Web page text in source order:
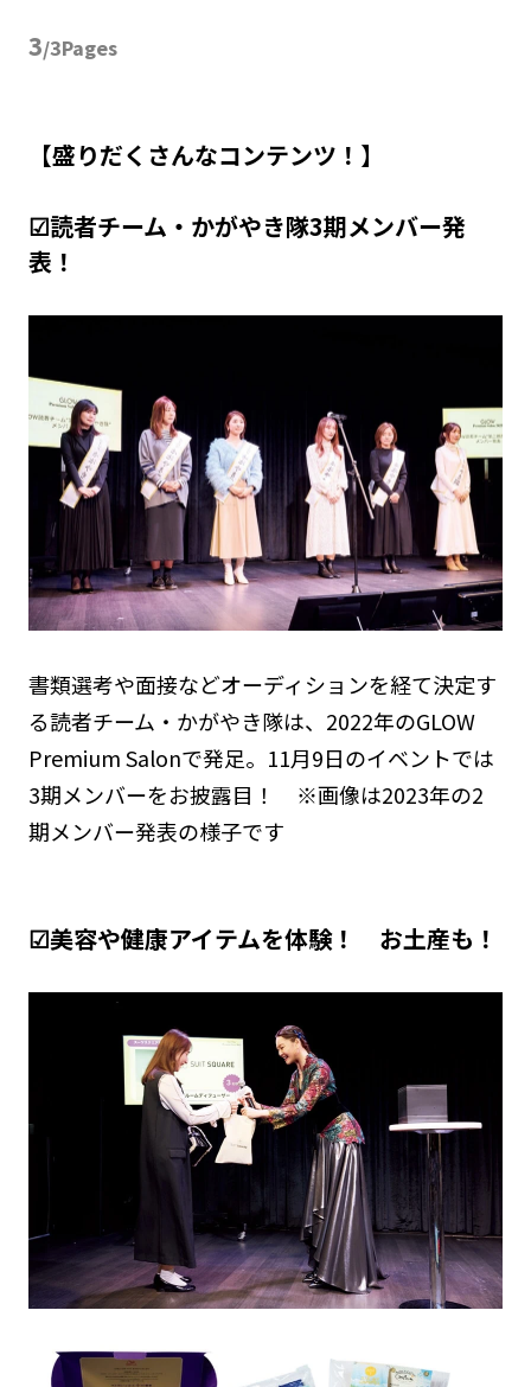
3/3Pages
【盛りだくさんなコンテンツ！】
☑読者チーム・かがやき隊3期メンバー発
表！
書類選考や面接などオーディションを経て決定す
る読者チーム・かがやき隊は、2022年のGLOW
Premium Salonで発足。11月9日のイベントでは
3期メンバーをお披露目！ ※画像は2023年の2
期メンバー発表の様子です
☑美容や健康アイテムを体験！ お土産も！